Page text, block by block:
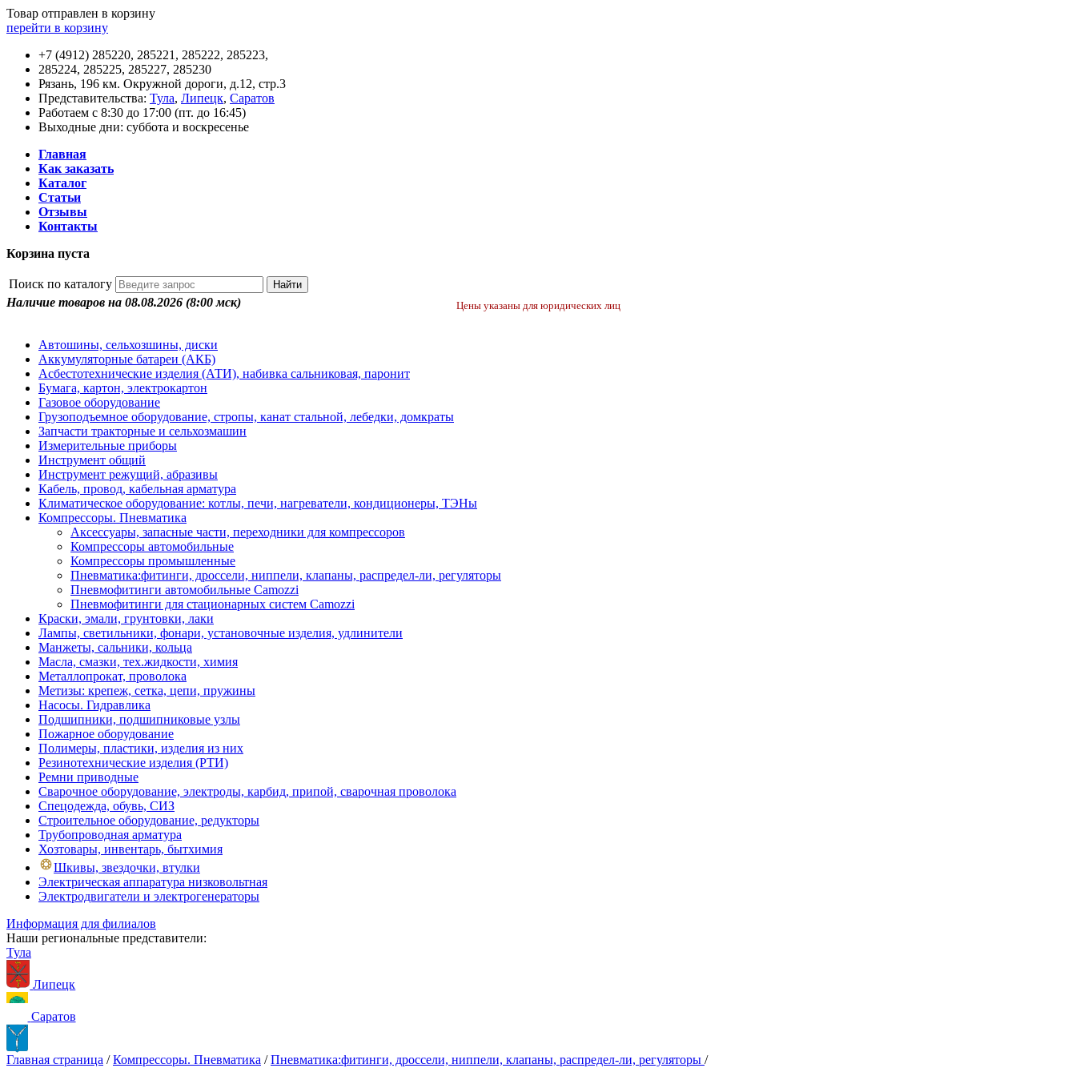
Товар отправлен в корзину
перейти в корзину
+7 (4912) 285220, 285221, 285222, 285223,
285224, 285225, 285227, 285230
Рязань, 196 км. Окружной дороги, д.12, стр.3
Представительства: Тула, Липецк, Саратов
Работаем с 8:30 до 17:00 (пт. до 16:45)
Выходные дни: суббота и воскресенье
Главная
Как заказать
Каталог
Статьи
Отзывы
Контакты
Корзина пуста
Поиск по каталогу
Наличие товаров на 08.08.2026 (8:00 мск) Цены указаны для юридических лиц
Автошины, сельхозшины, диски
Аккумуляторные батареи (АКБ)
Асбестотехнические изделия (АТИ), набивка сальниковая, паронит
Бумага, картон, электрокартон
Газовое оборудование
Грузоподъемное оборудование, стропы, канат стальной, лебедки, домкраты
Запчасти тракторные и сельхозмашин
Измерительные приборы
Инструмент общий
Инструмент режущий, абразивы
Кабель, провод, кабельная арматура
Климатическое оборудование: котлы, печи, нагреватели, кондиционеры, ТЭНы
Компрессоры. Пневматика
Аксессуары, запасные части, переходники для компрессоров
Компрессоры автомобильные
Компрессоры промышленные
Пневматика:фитинги, дроссели, ниппели, клапаны, распредел-ли, регуляторы
Пневмофитинги автомобильные Camozzi
Пневмофитинги для стационарных систем Camozzi
Краски, эмали, грунтовки, лаки
Лампы, светильники, фонари, установочные изделия, удлинители
Манжеты, сальники, кольца
Масла, смазки, тех.жидкости, химия
Металлопрокат, проволока
Метизы: крепеж, сетка, цепи, пружины
Насосы. Гидравлика
Подшипники, подшипниковые узлы
Пожарное оборудование
Полимеры, пластики, изделия из них
Резинотехнические изделия (РТИ)
Ремни приводные
Сварочное оборудование, электроды, карбид, припой, сварочная проволока
Спецодежда, обувь, СИЗ
Строительное оборудование, редукторы
Трубопроводная арматура
Хозтовары, инвентарь, бытхимия
Шкивы, звездочки, втулки
Электрическая аппаратура низковольтная
Электродвигатели и электрогенераторы
Информация для филиалов
Наши региональные представители:
Тула
Липецк
Саратов
Главная страница / Компрессоры. Пневматика / Пневматика:фитинги, дроссели, ниппели, клапаны, распредел-ли, регуляторы /